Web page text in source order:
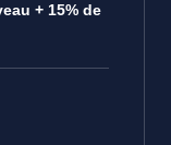
+ 15% de